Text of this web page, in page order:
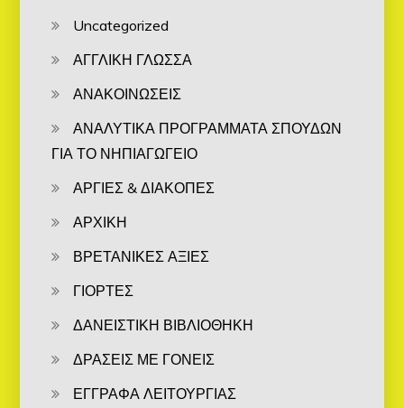
Uncategorized
ΑΓΓΛΙΚΗ ΓΛΩΣΣΑ
ΑΝΑΚΟΙΝΩΣΕΙΣ
ΑΝΑΛΥΤΙΚΑ ΠΡΟΓΡΑΜΜΑΤΑ ΣΠΟΥΔΩΝ
ΓΙΑ ΤΟ ΝΗΠΙΑΓΩΓΕΙΟ
ΑΡΓΙΕΣ & ΔΙΑΚΟΠΕΣ
ΑΡΧΙΚΗ
ΒΡΕΤΑΝΙΚΕΣ ΑΞΙΕΣ
ΓΙΟΡΤΕΣ
ΔΑΝΕΙΣΤΙΚΗ ΒΙΒΛΙΟΘΗΚΗ
ΔΡΑΣΕΙΣ ΜΕ ΓΟΝΕΙΣ
ΕΓΓΡΑΦΑ ΛΕΙΤΟΥΡΓΙΑΣ